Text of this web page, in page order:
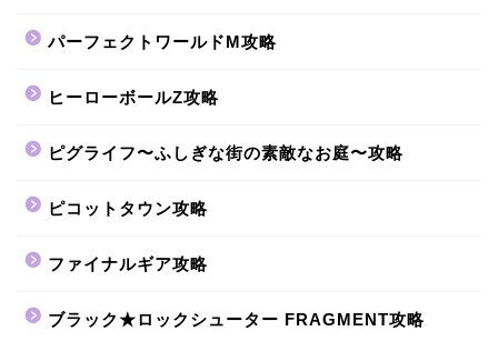
パーフェクトワールドM攻略
ヒーローボールZ攻略
ピグライフ〜ふしぎな街の素敵なお庭〜攻略
ピコットタウン攻略
ファイナルギア攻略
ブラック★ロックシューター FRAGMENT攻略